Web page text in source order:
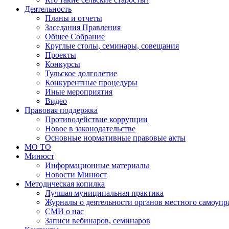
Деятельность
Планы и отчеты
Заседания Правления
Общее Собрание
Круглые столы, семинары, совещания
Проекты
Конкурсы
Тульское долголетие
Конкурентные процедуры
Иные мероприятия
Видео
Правовая поддержка
Противодействие коррупции
Новое в законодательстве
Основные нормативные правовые акты
МО ТО
Минюст
Информационные материалы
Новости Минюст
Методическая копилка
Лучшая муниципальная практика
Журналы о деятельности органов местного
СМИ о нас
Записи вебинаров, семинаров